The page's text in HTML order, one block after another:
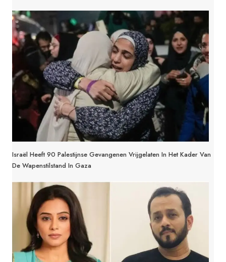
Israël Heeft 90 Palestijnse Gevangenen Vrijgelaten In Het Kader Van
De Wapenstilstand In Gaza